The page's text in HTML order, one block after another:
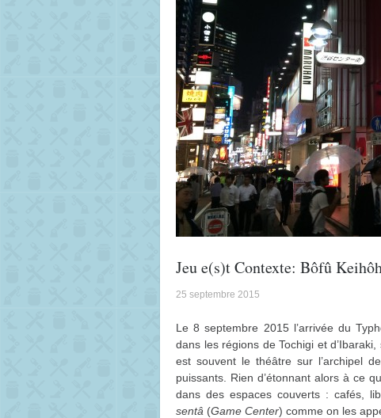
Jeu e(s)t Contexte: Bôfû
25 septembre 2015
Le 8 septembre 2015 l’arrivée du
dans les régions de Tochigi et
est souvent le théâtre sur l’archipel
puissants. Rien d’étonnant alors à ce
dans des espaces couverts : cafés,
sentâ (Game Center) comme on les